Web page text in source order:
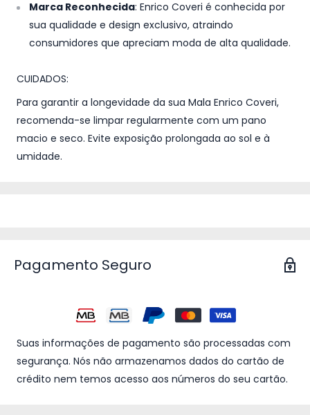
Marca Reconhecida: Enrico Coveri é conhecida por
sua qualidade e design exclusivo, atraindo
consumidores que apreciam moda de alta qualidade.
CUIDADOS:
Para garantir a longevidade da sua Mala Enrico Coveri,
recomenda-se limpar regularmente com um pano
macio e seco. Evite exposição prolongada ao sol e à
umidade.
Pagamento Seguro
Suas informações de pagamento são processadas com
segurança. Nós não armazenamos dados do cartão de
crédito nem temos acesso aos números do seu cartão.